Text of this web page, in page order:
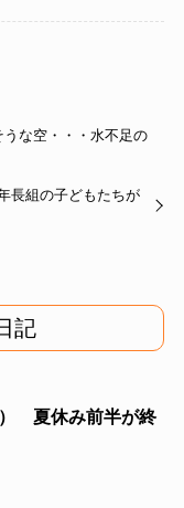
な空・・・水不足の
長組の子どもたちが
記
夏休み前半が終